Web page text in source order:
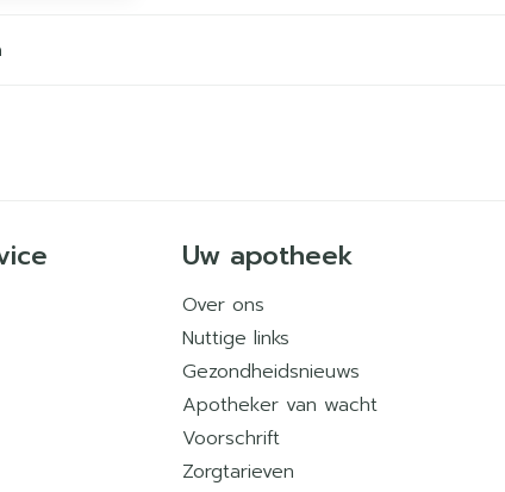
Uw apotheek
Over ons
Nuttige links
Gezondheidsnieuws
Apotheker van wacht
Voorschrift
Zorgtarieven